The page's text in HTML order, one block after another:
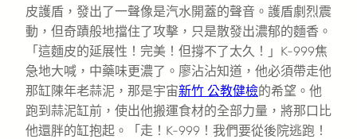
皮護盾，發出了一聲像是汽水開蓋的聲音。護盾劇烈震
動，但奇蹟般地擋住了攻擊，只是散發出濃郁的麵香。
「這麵皮的延展性！完美！但撐不了太久！」K-999焦
急地大喊，中藥味更濃了。廖沾沾知道，他必須帶走他
那缸陳年老蒜泥，那是宇宙新竹 公教健檢的希望。他
跑到蒜泥缸前，使出他搬運食材的全部力量，將那口比
他還胖的缸抱起。「走！K-999！我們要從後院逃跑！